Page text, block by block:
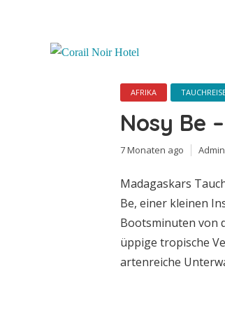
AFRIKA
Nosy Be
7 Monaten ago
Madagaskars
Be, einer kleinen
Bootsminuten von
üppige tropische
artenreiche